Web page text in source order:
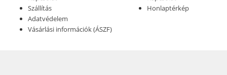
Szállítás
Adatvédelem
Vásárlási információk (ÁSZF)
Honlaptérkép